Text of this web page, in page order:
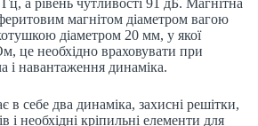
а рівень чутливості 91 дБ. Магнітна
магнітом діаметром вагою
діаметром 20 мм, у якої
це необхідно враховувати при
і навантаження динаміка.
в себе два динаміка, захисні решітки,
і необхідні кріпильні елементи для